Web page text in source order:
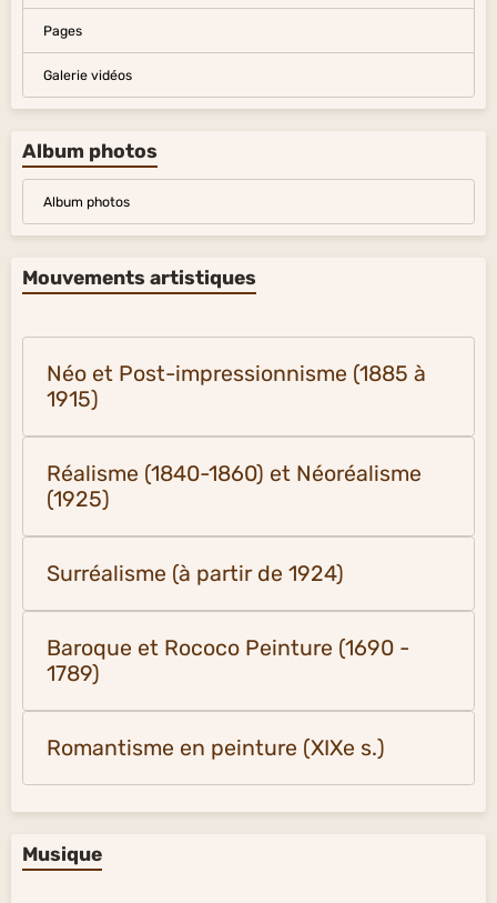
Pages
Galerie vidéos
Album photos
Album photos
Mouvements artistiques
Néo et Post-impressionnisme (1885 à
1915)
Réalisme (1840-1860) et Néoréalisme
(1925)
Surréalisme (à partir de 1924)
Baroque et Rococo Peinture (1690 -
1789)
Romantisme en peinture (XIXe s.)
Musique